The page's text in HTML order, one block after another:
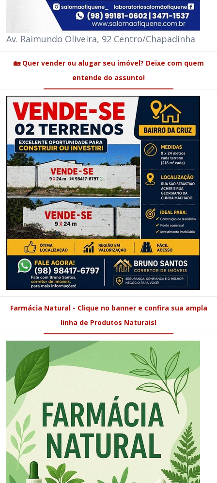
Av. Raimundo Oliveira, 92 Centro/Chapadinha
🏡 Quer vender ou alugar seu imóvel? Deixe com quem
entende do assunto!
Farmácia Natural - Clique no banner e confira sua ampla
linha de Produtos Naturais!